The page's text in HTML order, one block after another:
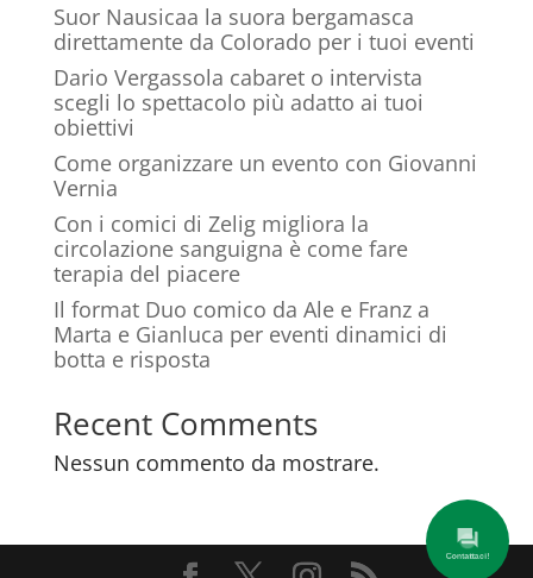
Suor Nausicaa la suora bergamasca
direttamente da Colorado per i tuoi eventi
Dario Vergassola cabaret o intervista
scegli lo spettacolo più adatto ai tuoi
obiettivi
Come organizzare un evento con Giovanni
Vernia
Con i comici di Zelig migliora la
circolazione sanguigna è come fare
terapia del piacere
Il format Duo comico da Ale e Franz a
Marta e Gianluca per eventi dinamici di
botta e risposta
Recent Comments
Nessun commento da mostrare.
Contattaci!